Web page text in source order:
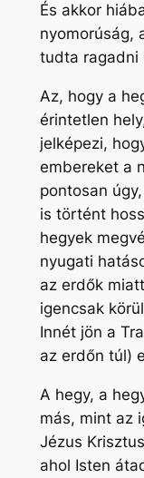
És akkor
nyomorúság,
tudta ragadni
Az, hogy a
érintetlen
jelképezi,
embereket a
pontosan
is történt
hegyek
nyugati
az erdők
igencsak
Innét jön a
az erdőn túl)
A hegy, a
más, mint az
Jézus
ahol Isten